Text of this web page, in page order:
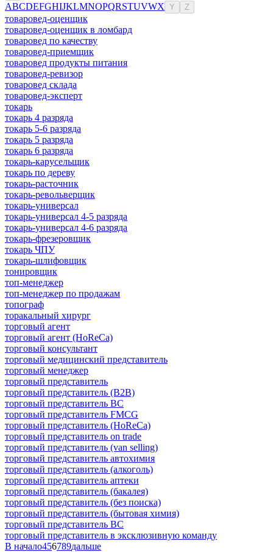
ABCDEFGHIJKLMNOPQRSTUVWX Y Z
товаровед-оценщик
товаровед-оценщик в ломбард
товаровед по качеству
товаровед-приемщик
товаровед продукты питания
товаровед-ревизор
товаровед склада
товаровед-эксперт
токарь
токарь 4 разряда
токарь 5-6 разряда
токарь 5 разряда
токарь 6 разряда
токарь-карусельщик
токарь по дереву
токарь-расточник
токарь-револьверщик
токарь-универсал
токарь-универсал 4-5 разряда
токарь-универсал 4-6 разряда
токарь-фрезеровщик
токарь ЧПУ
токарь-шлифовщик
тонировщик
топ-менеджер
топ-менеджер по продажам
топограф
торакальный хирург
торговый агент
торговый агент (HoReCa)
торговый консультант
торговый медицинский представитель
торговый менеджер
торговый представитель
торговый представитель (B2B)
торговый представитель BC
торговый представитель FMCG
торговый представитель (HoReCa)
торговый представитель on trade
торговый представитель (van selling)
торговый представитель автохимия
торговый представитель (алкоголь)
торговый представитель аптеки
торговый представитель (бакалея)
торговый представитель (без поиска)
торговый представитель (бытовая химия)
торговый представитель ВС
торговый представитель в эксклюзивную команду
В начало456789дальше